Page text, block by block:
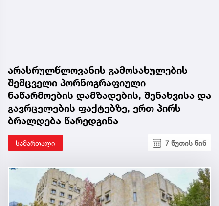
არასრულწლოვანის გამოსახულების
შემცველი პორნოგრაფიული
ნაწარმოების დამზადების, შენახვისა და
გავრცელების ფაქტებზე, ერთ პირს
ბრალდება წარედგინა
სამართალი 7 წუთის წინ